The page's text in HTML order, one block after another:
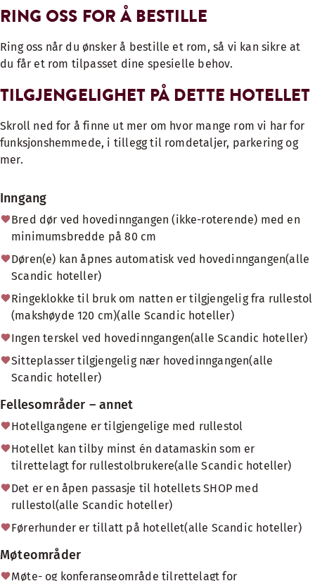
RING OSS FOR Å BESTILLE
Ring oss når du ønsker å bestille et rom, så vi kan sikre at
du får et rom tilpasset dine spesielle behov.
TILGJENGELIGHET PÅ DETTE HOTELLET
Skroll ned for å finne ut mer om hvor mange rom vi har for
funksjonshemmede, i tillegg til romdetaljer, parkering og
mer.
Inngang
Bred dør ved hovedinngangen (ikke-roterende) med en
minimumsbredde på 80 cm
Døren(e) kan åpnes automatisk ved hovedinngangen(alle
Scandic hoteller)
Ringeklokke til bruk om natten er tilgjengelig fra rullestol
(makshøyde 120 cm)(alle Scandic hoteller)
Ingen terskel ved hovedinngangen(alle Scandic hoteller)
Sitteplasser tilgjengelig nær hovedinngangen(alle
Scandic hoteller)
Fellesområder – annet
Hotellgangene er tilgjengelige med rullestol
Hotellet kan tilby minst én datamaskin som er
tilrettelagt for rullestolbrukere(alle Scandic hoteller)
Det er en åpen passasje til hotellets SHOP med
rullestol(alle Scandic hoteller)
Førerhunder er tillatt på hotellet(alle Scandic hoteller)
Møteområder
Møte- og konferanseområde tilrettelagt for